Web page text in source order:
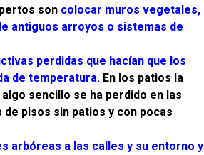
son colocar muros vegetales,
antiguos arroyos o sistemas de
perdidas que hacían que los
de temperatura. En los patios la
sencillo se ha perdido en las
pisos sin patios y con pocas
arbóreas a las calles y su entorno y